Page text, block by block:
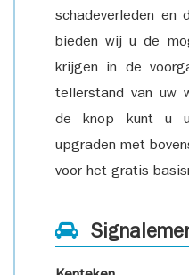
schadeverleden en
bieden wij u de
krijgen in de
tellerstand van uw
de knop kunt u
upgraden met
voor het gratis